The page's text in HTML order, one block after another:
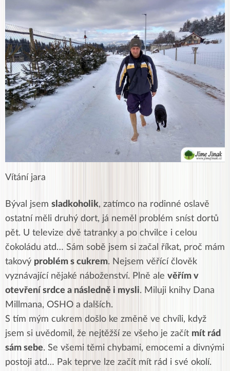
Vítání jara
Býval jsem sladkoholik, zatímco na rodinné oslavě
ostatní měli druhý dort, já neměl problém sníst dortů
pět. U televize dvě tatranky a po chvilce i celou
čokoládu atd… Sám sobě jsem si začal říkat, proč mám
takový problém s cukrem. Nejsem věřící člověk
vyznávající nějaké náboženství. Plně ale věřím v
otevření srdce a následně i mysli. Miluji knihy Dana
Millmana, OSHO a dalších.
S tím mým cukrem došlo ke změně ve chvíli, když
jsem si uvědomil, že nejtěžší ze všeho je začít mít rád
sám sebe. Se všemi těmi chybami, emocemi a divnými
postoji atd… Pak teprve lze začít mít rád i své okolí.